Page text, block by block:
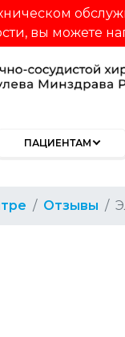
вы можете
ПАЦИЕНТАМ
Отзывы